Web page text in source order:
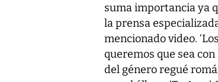
suma importancia ya
la prensa
mencionado video.
queremos que sea
del género regué